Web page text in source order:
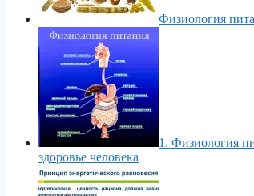
Физиология
1. Физиология
здоровье человека